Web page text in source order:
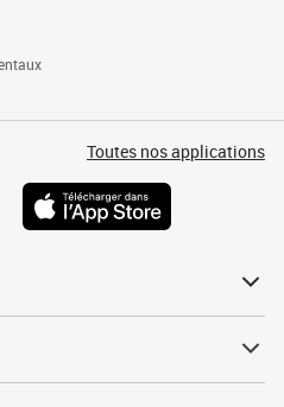
Toutes nos applications